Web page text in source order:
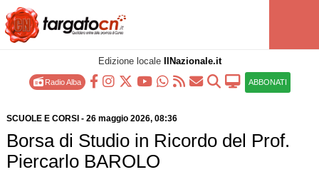
Edizione locale IlNazionale.it
Radio Alba ABBONATI
SCUOLE E CORSI - 26 maggio 2026, 08:36
Borsa di Studio in Ricordo del Prof.
Piercarlo BAROLO